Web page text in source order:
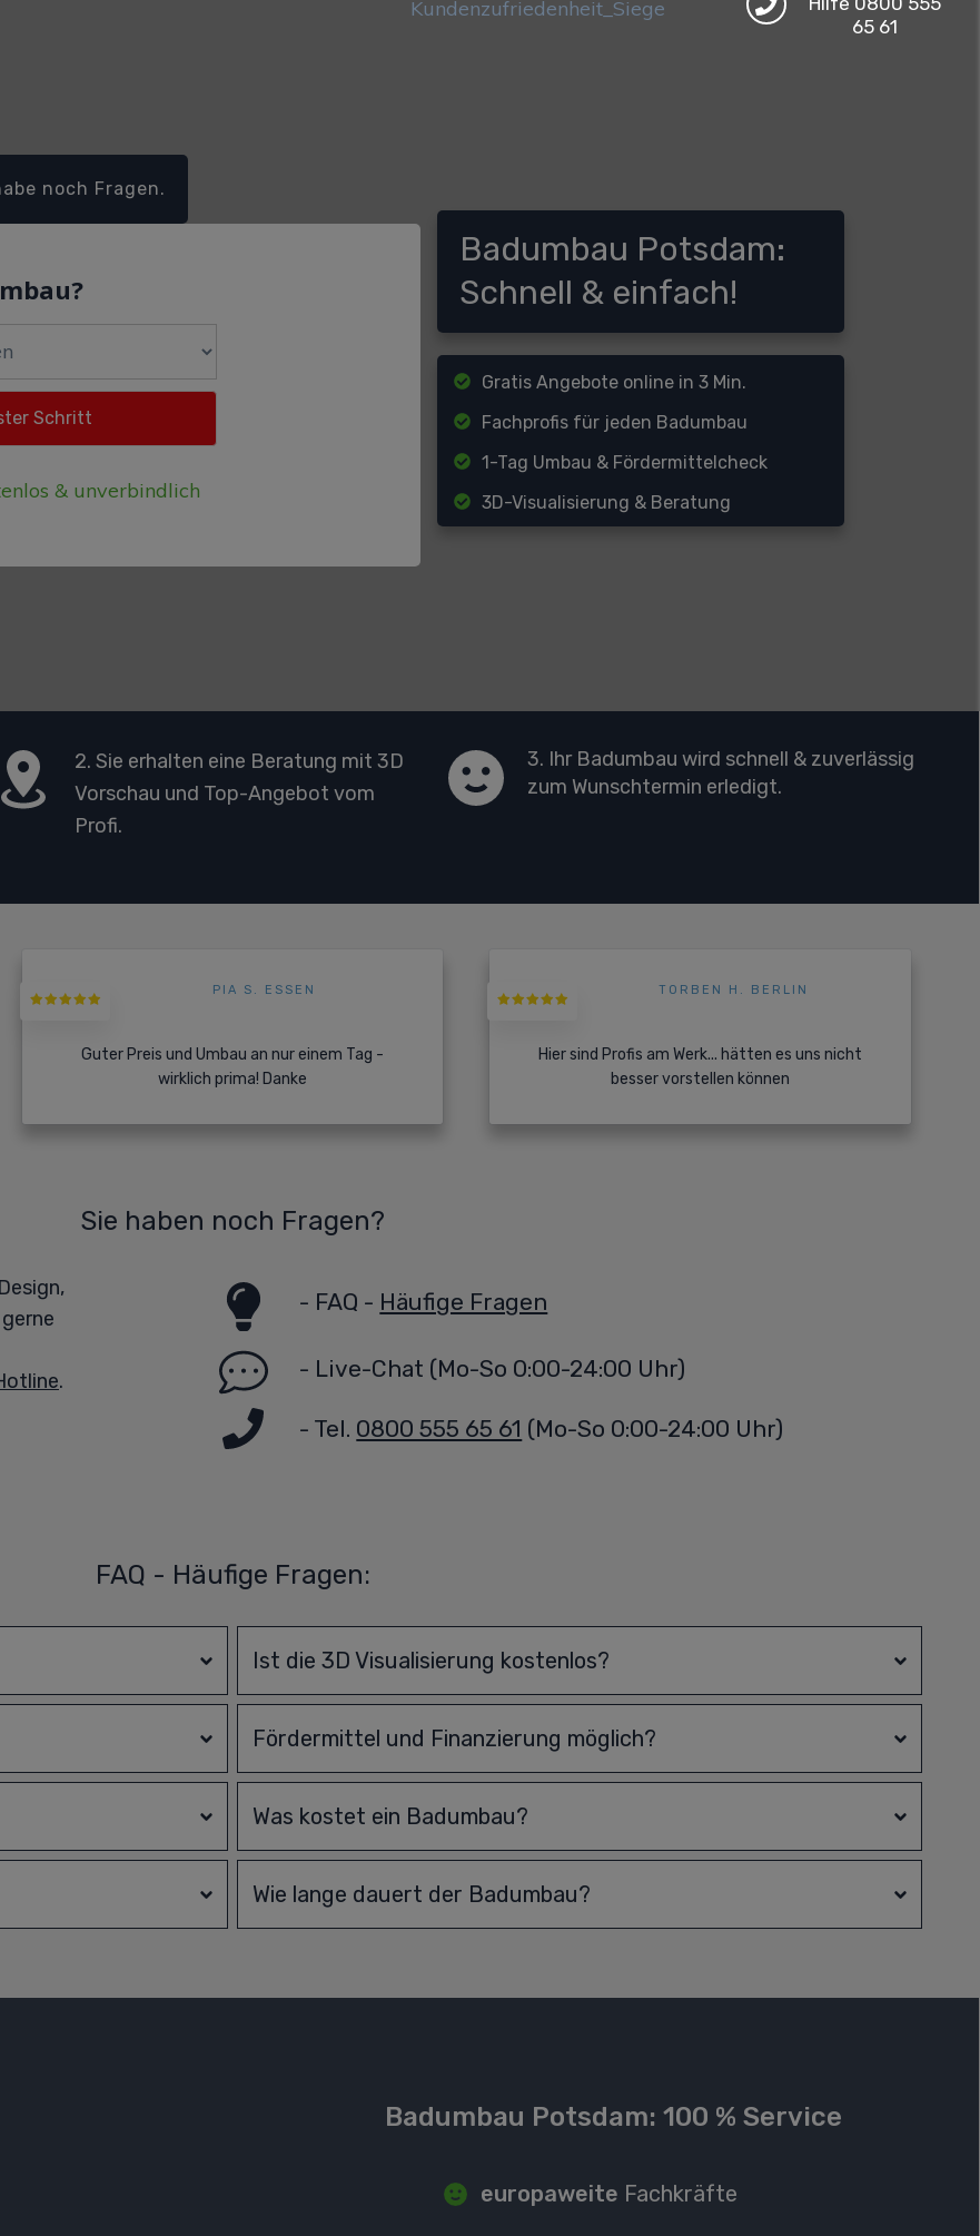
65 61
noch Fragen.
& unverbindlich
Badumbau Potsdam:
Schnell & einfach!
Gratis Angebote online in 3 Min.
Fachprofis für jeden Badumbau
1-Tag Umbau & Fördermittelcheck
3D-Visualisierung & Beratung
2. Sie erhalten eine Beratung mit 3D
Vorschau und Top-Angebot vom
Profi.
3. Ihr Badumbau wird schnell & zuverlässig
zum Wunschtermin erledigt.
PIA S. ESSEN
Guter Preis und Umbau an nur einem Tag -
wirklich prima! Danke
TORBEN H. BERLIN
Hier sind Profis am Werk... hätten es uns nicht
besser vorstellen können
Sie haben noch Fragen?
.
- FAQ - Häufige Fragen
- Live-Chat (Mo-So 0:00-24:00 Uhr)
- Tel. 0800 555 65 61 (Mo-So 0:00-24:00 Uhr)
Badumbau Potsdam:
Angebotsvergleich
FAQ - Häufige Fragen:
Ist die 3D Visualisierung kostenlos?
Fördermittel und Finanzierung möglich?
Was kostet ein Badumbau?
Wie lange dauert der Badumbau?
Badumbau Potsdam: 100 % Service
europaweite Fachkräfte